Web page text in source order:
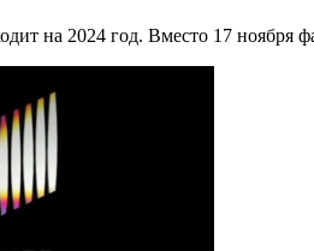
на 2024 год. Вместо 17 ноября